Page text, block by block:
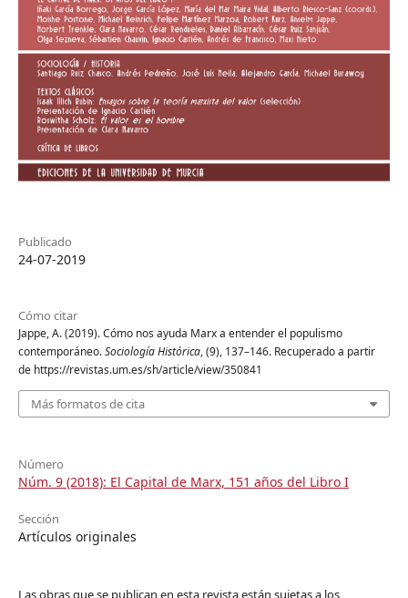
Publicado
24-07-2019
Cómo citar
Jappe, A. (2019). Cómo nos ayuda Marx a entender el populismo
contemporáneo.Sociología Histórica, (9), 137–146. Recuperado a partir
de https://revistas.um.es/sh/article/view/350841
Más formatos de cita
Número
Núm. 9 (2018): El Capital de Marx, 151 años del Libro I
Sección
Artículos originales
Las obras que se publican en esta revista están sujetas a los